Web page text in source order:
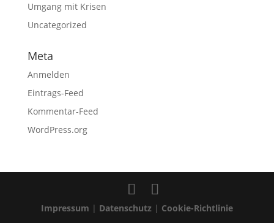
Umgang mit Krisen
Uncategorized
Meta
Anmelden
Eintrags-Feed
Kommentar-Feed
WordPress.org
Impressum | Datenschutz| Cookie-Richtlinie